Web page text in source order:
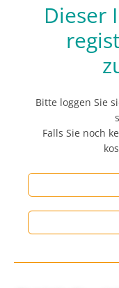
Dieser
Bitte loggen Sie
Falls Sie noch